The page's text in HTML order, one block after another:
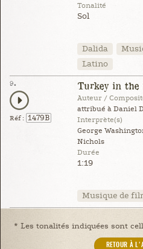
Tonalité
Sol
Dalida
Latino
9.
Réf : 1479B
Turkey in the
Auteur /
attribué à Daniel
Interprète(s)
George
Nichols
Durée
1:19
Musique de
* Les tonalités indiquées sont
RETOUR À